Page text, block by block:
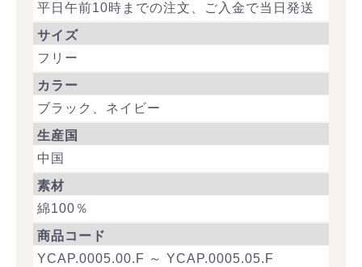
平日午前10時までの注文、ご入金で当日発送
サイズ
フリー
カラー
ブラック、ネイビー
生産国
中国
素材
綿100％
商品コード
YCAP.0005.00.F ～ YCAP.0005.05.F